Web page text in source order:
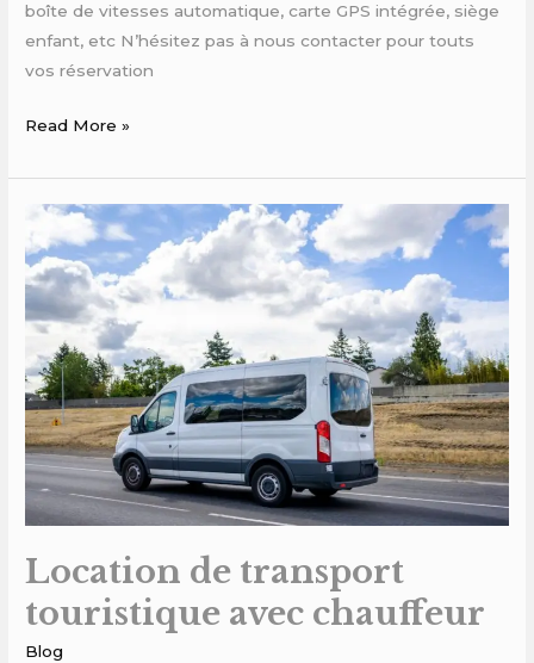
boîte de vitesses automatique, carte GPS intégrée, siège
enfant, etc N’hésitez pas à nous contacter pour touts
vos réservation
Read More »
Location de transport
touristique avec chauffeur
Blog
Location
de
transport
touristique
avec
chauffeur